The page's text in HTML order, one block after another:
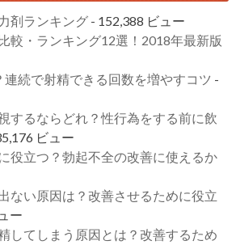
剤ランキング- 152,388 ビュー
較・ランキング12選！2018年最新版
続で射精できる回数を増やすコツ -
するならどれ？性行為をする前に飲
ビュー
役立つ？勃起不全の改善に使えるか
ない原因は？改善させるために役立
ー
してしまう原因とは？改善するため